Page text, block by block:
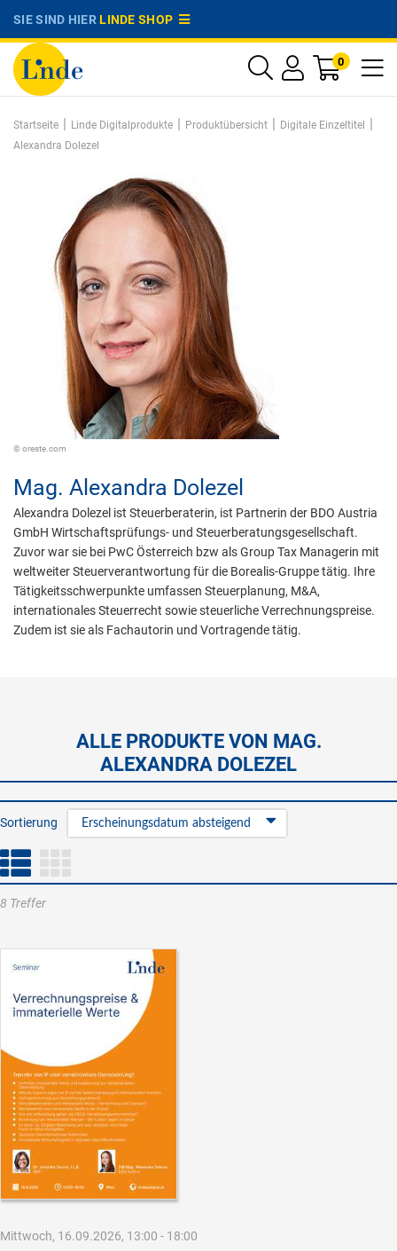
SIE SIND HIERLINDE SHOP
0
Startseite | Linde Digitalprodukte | Produktübersicht | Digitale Einzeltitel |
Alexandra Dolezel
© oreste.com
Mag. Alexandra Dolezel
Alexandra Dolezel ist Steuerberaterin, ist Partnerin der BDO Austria
GmbH Wirtschaftsprüfungs- und Steuerberatungsgesellschaft.
Zuvor war sie bei PwC Österreich bzw als Group Tax Managerin mit
weltweiter Steuerverantwortung für die Borealis-Gruppe tätig. Ihre
Tätigkeitsschwerpunkte umfassen Steuerplanung, M&A,
internationales Steuerrecht sowie steuerliche Verrechnungspreise.
Zudem ist sie als Fachautorin und Vortragende tätig.
ALLE PRODUKTE VON MAG.
ALEXANDRA DOLEZEL
Sortierung Erscheinungsdatum absteigend
8 Treffer
Mittwoch, 16.09.2026, 13:00 - 18:00